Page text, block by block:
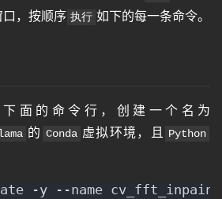
，按顺序 执行 如下的每一条命令。
面的命令行，创建一个名为
的 Conda 虚拟环境，且 Python
-y --name